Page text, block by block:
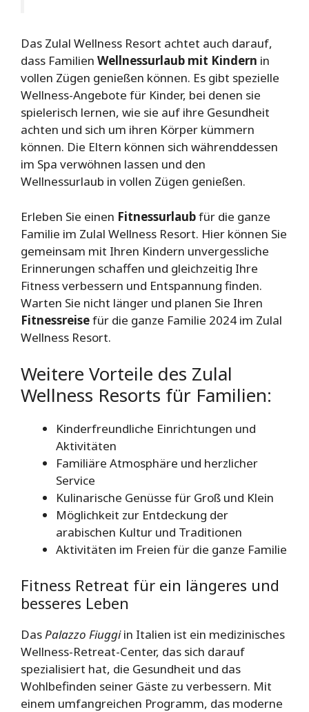
Das Zulal Wellness Resort achtet auch darauf,
dass Familien Wellnessurlaub mit Kindern in
vollen Zügen genießen können. Es gibt spezielle
Wellness-Angebote für Kinder, bei denen sie
spielerisch lernen, wie sie auf ihre Gesundheit
achten und sich um ihren Körper kümmern
können. Die Eltern können sich währenddessen
im Spa verwöhnen lassen und den
Wellnessurlaub in vollen Zügen genießen.
Erleben Sie einen Fitnessurlaubfür die ganze
Familie im Zulal Wellness Resort. Hier können Sie
gemeinsam mit Ihren Kindern unvergessliche
Erinnerungen schaffen und gleichzeitig Ihre
Fitness verbessern und Entspannung finden.
Warten Sie nicht länger und planen Sie Ihren
Fitnessreisefür die ganze Familie 2024 im Zulal
Wellness Resort.
Weitere Vorteile des Zulal
Wellness Resorts für Familien:
Kinderfreundliche Einrichtungen und
Aktivitäten
Familiäre Atmosphäre und herzlicher
Service
Kulinarische Genüsse für Groß und Klein
Möglichkeit zur Entdeckung der
arabischen Kultur und Traditionen
Aktivitäten im Freien für die ganze Familie
Fitness Retreat für ein längeres und
besseres Leben
Das Palazzo Fiuggiin Italien ist ein medizinisches
Wellness-Retreat-Center, das sich darauf
spezialisiert hat, die Gesundheit und das
Wohlbefinden seiner Gäste zu verbessern. Mit
einem umfangreichen Programm, das moderne